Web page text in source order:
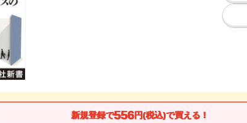
新規登録で556円(税込)で買える！